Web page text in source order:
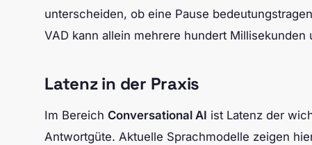
unterscheiden, ob eine Pause
VAD kann allein mehrere hundert Millisekunden
Latenz in der Praxis
Im Bereich Conversational AI ist Latenz der
Antwortgüte. Aktuelle Sprachmodelle zeigen